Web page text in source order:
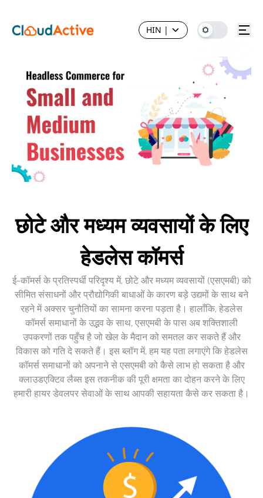
HIN |
छोटे और मध्यम व्यवसायों के लिए
हेडलेस कॉमर्स
ई-कॉमर्स के प्रतिस्पर्धी परिदृश्य में, छोटे और मध्यम व्यवसायों (एसएमबी) को
सीमित संसाधनों और प्रौद्योगिकी बाधाओं के कारण बड़े उद्यमों के साथ बने
रहने में अक्सर चुनौतियों का सामना करना पड़ता है। हालाँकि, हेडलेस
कॉमर्स समाधानों के उद्भव के साथ, एसएमबी के पास अब शक्तिशाली
उपकरणों तक पहुँच है जो खेल के मैदान को समतल कर सकते हैं और
विकास को गति दे सकते हैं। इस ब्लॉग में, हम यह पता लगाएंगे कि हेडलेस
कॉमर्स समाधानों को अपनाने से एसएमबी को कैसे लाभ हो सकता है और
क्लाउडएक्टिव लैब्स इस तकनीक की पूरी क्षमता का दोहन करने के लिए
हमारी हायर डेवलपर सेवाओं के साथ आपकी सहायता कैसे कर सकता है।